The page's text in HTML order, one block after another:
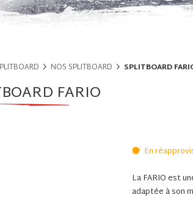
NOS SPLITBOARD SPLITBOARD
FARIO
En
La FARIO est
adaptée à son